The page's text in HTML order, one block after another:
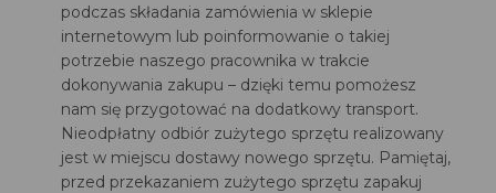
podczas składania zamówienia w sklepie
internetowym lub poinformowanie o takiej
potrzebie naszego pracownika w trakcie
dokonywania zakupu – dzięki temu pomożesz
nam się przygotować na dodatkowy transport.
Nieodpłatny odbiór zużytego sprzętu realizowany
jest w miejscu dostawy nowego sprzętu. Pamiętaj,
przed przekazaniem zużytego sprzętu zapakuj